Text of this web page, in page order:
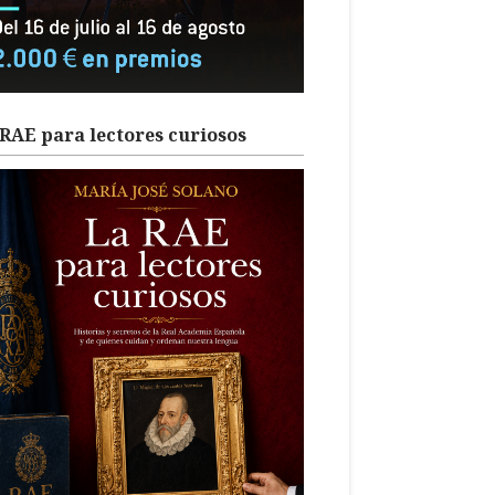
para lectores curiosos